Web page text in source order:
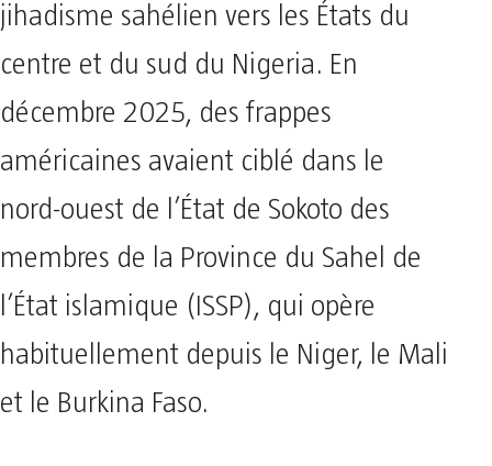
jihadisme sahélien vers les États du
centre et du sud du Nigeria. En
décembre 2025, des frappes
américaines avaient ciblé dans le
nord-ouest de l’État de Sokoto des
membres de la Province du Sahel de
l’État islamique (ISSP), qui opère
habituellement depuis le Niger, le Mali
et le Burkina Faso.